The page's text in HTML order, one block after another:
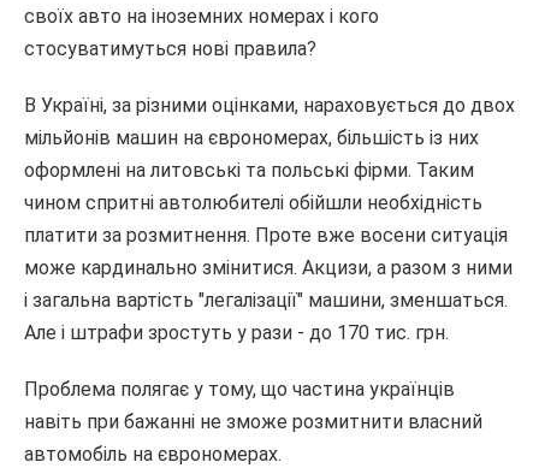
своїх авто на іноземних номерах і кого
стосуватимуться нові правила?
В Україні, за різними оцінками, нараховується до двох
мільйонів машин на єврономерах, більшість із них
оформлені на литовські та польські фірми. Таким
чином спритні автолюбителі обійшли необхідність
платити за розмитнення. Проте вже восени ситуація
може кардинально змінитися. Акцизи, а разом з ними
і загальна вартість "легалізації" машини, зменшаться.
Але і штрафи зростуть у рази - до 170 тис. грн.
Проблема полягає у тому, що частина українців
навіть при бажанні не зможе розмитнити власний
автомобіль на єврономерах.